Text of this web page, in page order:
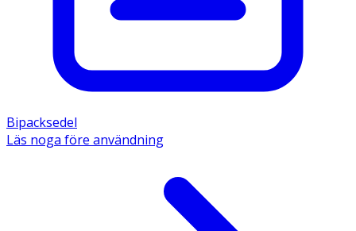
Bipacksedel
Läs noga före användning